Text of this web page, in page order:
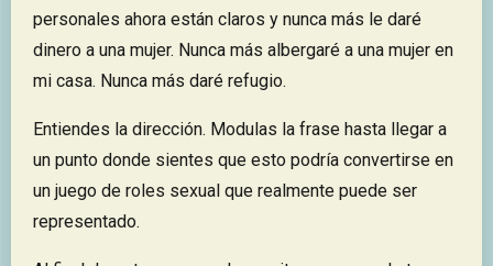
personales ahora están claros y nunca más le daré
dinero a una mujer. Nunca más albergaré a una mujer en
mi casa. Nunca más daré refugio.
Entiendes la dirección. Modulas la frase hasta llegar a
un punto donde sientes que esto podría convertirse en
un juego de roles sexual que realmente puede ser
representado.